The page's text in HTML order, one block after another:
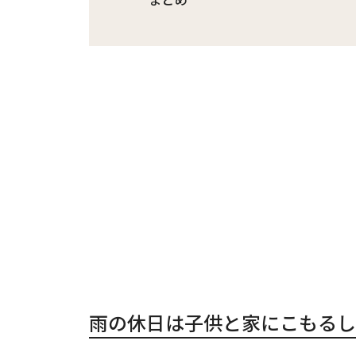
雨の休日は子供と家にこもる